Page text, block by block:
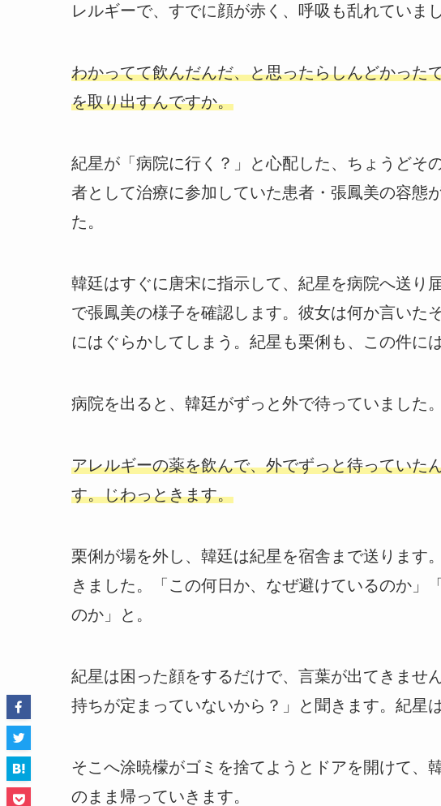
レルギーで、すでに顔が赤く、呼吸も乱れていまし
わかってて飲んだんだ、と思ったらしんどかった
を取り出すんですか。
紀星が「病院に行く？」と心配した、ちょうどそ
者として治療に参加していた患者・張鳳美の容態
た。
韓廷はすぐに唐宋に指示して、紀星を病院へ送り
で張鳳美の様子を確認します。彼女は何か言いた
にはぐらかしてしまう。紀星も栗俐も、この件に
病院を出ると、韓廷がずっと外で待っていました。
アレルギーの薬を飲んで、外でずっと待っていた
す。じわっときます。
栗俐が場を外し、韓廷は紀星を宿舎まで送ります
きました。「この何日か、なぜ避けているのか」
のか」と。
紀星は困った顔をするだけで、言葉が出てきませ
持ちが定まっていないから？」と聞きます。紀星
そこへ涂暁檬がゴミを捨てようとドアを開けて、
のまま帰っていきます。